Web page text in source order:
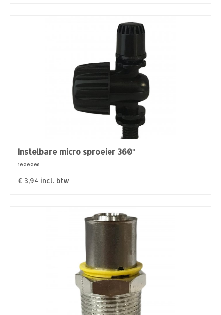
Instelbare micro sproeier 360°
1000006
€ 3,94 incl. btw